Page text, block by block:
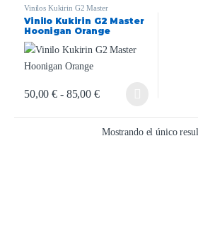
Vinilos Kukirin G2 Master
Vinilo Kukirin G2 Master
Hoonigan Orange
50,00€ - 85,00 €
Mostrando el único